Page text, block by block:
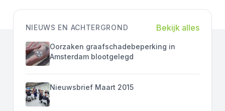
NIEUWS EN ACHTERGROND Bekijk alles
Oorzaken graafschadebeperking in
Amsterdam blootgelegd
Nieuwsbrief Maart 2015